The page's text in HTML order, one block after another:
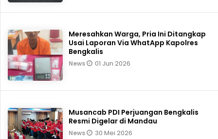
Meresahkan Warga, Pria Ini Ditangkap
Usai Laporan Via WhatApp Kapolres
Bengkalis
News 01 Jun 2026
Musancab PDI Perjuangan Bengkalis
Resmi Digelar di Mandau
News 30 Mei 2026